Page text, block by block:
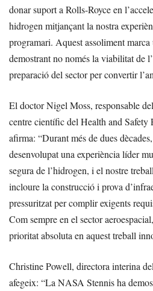
donar suport a Rolls-Royce en
hidrogen mitjançant la nostra
programari. Aquest assoliment
demostrant no només la viabilitat de
preparació del sector per convertir
El doctor Nigel Moss, responsable
centre científic del Health and
afirma: “Durant més de dues
desenvolupat una experiència líder
segura de l’hidrogen, i el nostre
incloure la construcció i prova
pressuritzat per complir exigents
Com sempre en el sector
prioritat absoluta en aquest treball
Christine Powell, directora interina
afegeix: “La NASA Stennis ha